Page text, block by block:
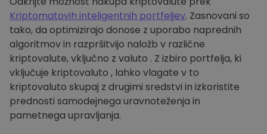
Kriptomatovih inteligentnih portfeljev. Zasnovani so
tako, da optimizirajo donose z uporabo naprednih
algoritmov in razpršitvijo naložb v različne
kriptovalute, vključno z valuto . Z izbiro portfelja, ki
vključuje kriptovaluto , lahko vlagate v to
kriptovaluto skupaj z drugimi sredstvi in izkoristite
prednosti samodejnega uravnoteženja in
pametnega upravljanja.